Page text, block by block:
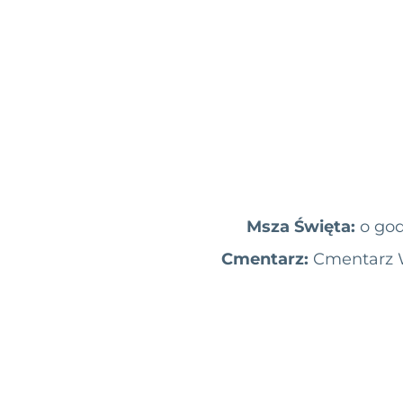
Msza Święta: o
Cmentarz: Cmentarz